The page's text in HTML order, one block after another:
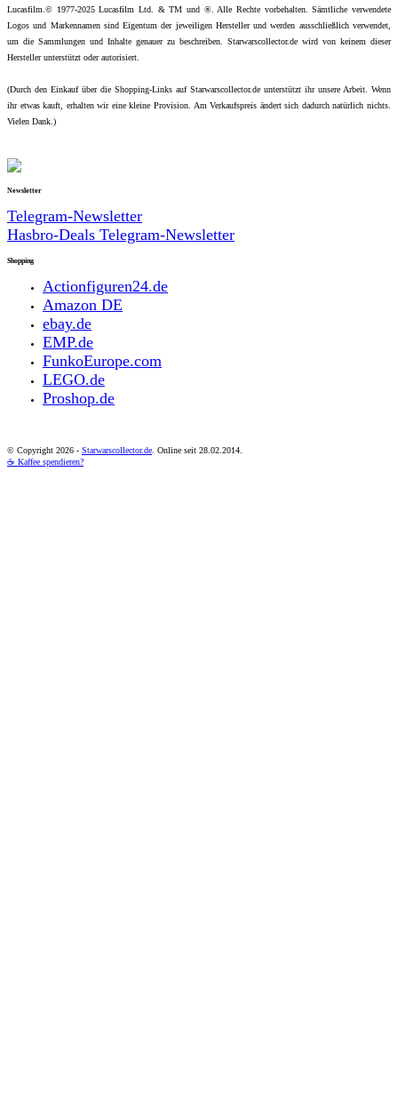
Lucasfilm.© 1977-2025 Lucasfilm Ltd. & TM und ®. Alle Rechte vorbehalten. Sämtliche verwendete
Logos und Markennamen sind Eigentum der jeweiligen Hersteller und werden ausschließlich verwendet,
um die Sammlungen und Inhalte genauer zu beschreiben. Starwarscollector.de wird von keinem dieser
Hersteller unterstützt oder autorisiert.
(Durch den Einkauf über die Shopping-Links auf Starwarscollector.de unterstützt ihr unsere Arbeit. Wenn
ihr etwas kauft, erhalten wir eine kleine Provision. Am Verkaufspreis ändert sich dadurch natürlich nichts.
Vielen Dank.)
Newsletter
Telegram-Newsletter
Hasbro-Deals Telegram-Newsletter
Shopping
Actionfiguren24.de
Amazon DE
ebay.de
EMP.de
FunkoEurope.com
LEGO.de
Proshop.de
© Copyright 2026 - Starwarscollector.de . Online seit 28.02.2014.
☕ Kaffee spendieren?